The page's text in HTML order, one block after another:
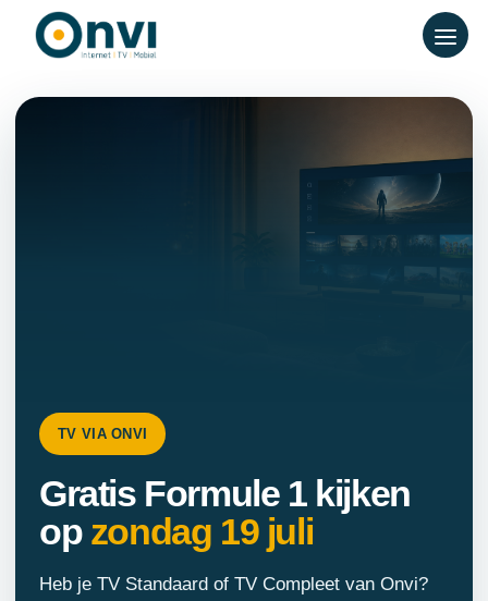
TV VIA ONVI
Gratis Formule 1 kijken
op zondag 19 juli
Heb je TV Standaard of TV Compleet van Onvi?